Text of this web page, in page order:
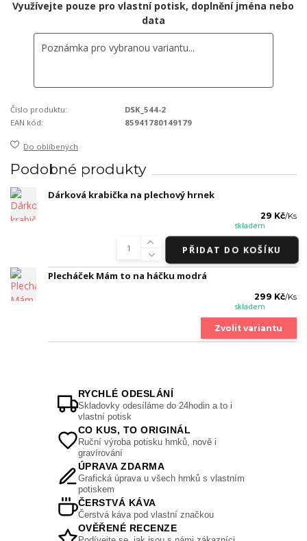
Využívejte pouze pro vlastní potisk, doplnění jména nebo
data
Číslo produktu:
DSK_544-2
EAN kód:
85941780149179
Do oblíbených
Podobné produkty
Dárková krabička na plechový hrnek
29 Kč/Ks
skladem
PŘIDAT DO KOŠÍKU
Plecháček Mám to na háčku modrá
299 Kč/Ks
skladem
Zvolit variantu
RYCHLÉ ODESLÁNÍ
Skladovky odesíláme do 24hodin a to i
vlastní potisk
CO KUS, TO ORIGINÁL
Ruční výroba potisku hrnků, nově i
gravírování
ÚPRAVA ZDARMA
Grafická úprava u všech hrnků s vlastním
potiskem
ČERSTVÁ KÁVA
Čerstvá káva pod vlastní značkou
OVĚŘENÉ RECENZE